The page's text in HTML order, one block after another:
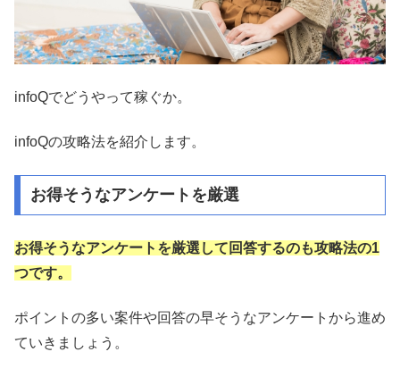
infoQでどうやって稼ぐか。
infoQの攻略法を紹介します。
お得そうなアンケートを厳選
お得そうなアンケートを厳選して回答するのも攻略法の1
つです。
ポイントの多い案件や回答の早そうなアンケートから進め
ていきましょう。